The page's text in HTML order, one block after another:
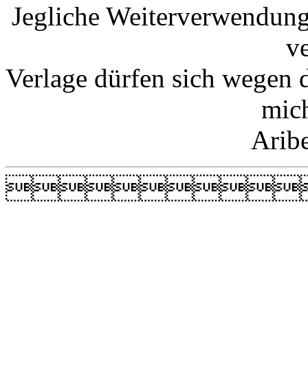
Jegliche
Verlage dürfen sich wegen